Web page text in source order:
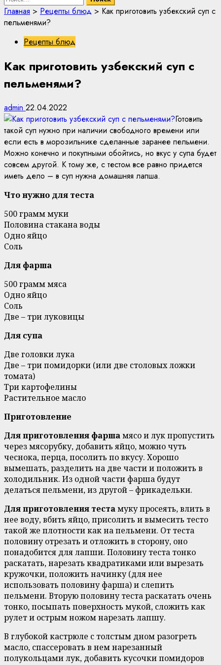
Главная > Рецепты блюд > Как приготовить узбекский суп с
пельменями?
Рецепты блюд
Как приготовить узбекский суп с
пельменями?
admin 22.04.2022
Готовить
такой суп нужно при наличии свободного времени или
если есть в морозильнике сделанные заранее пельмени.
Можно конечно и покупными обойтись, но вкус у супа будет
совсем другой. К тому же, с тестом все равно придется
иметь дело – в суп нужна домашняя лапша.
Что нужно для теста
500 грамм муки
Половина стакана воды
Одно яйцо
Соль
Для фарша
500 грамм мяса
Одно яйцо
Соль
Две – три луковицы
Для супа
Две головки лука
Две – три помидорки (или две столовых ложки
томата)
Три картофелины
Растительное масло
Приготовление
Для приготовления фаршамясо и лук пропустить
через мясорубку, добавить яйцо, можно чуть
чеснока, перца, посолить по вкусу. Хорошо
вымешать, разделить на две части и положить в
холодильник. Из одной части фарша будут
делаться пельмени, из другой – фрикадельки.
Для приготовления тестамуку просеять, влить в
нее воду, вбить яйцо, присолить и вымесить тесто
такой же плотности как на пельмени. От теста
половину отрезать и отложить в сторону, оно
понадобится для лапши. Половину теста тонко
раскатать, нарезать квадратиками или вырезать
кружочки, положить начинку (для нее
использовать половину фарша) и слепить
пельмени. Вторую половину теста раскатать очень
тонко, посыпать поверхность мукой, сложить как
рулет и острым ножом нарезать лапшу.
В глубокой кастрюле с толстым дном разогреть
масло, спассеровать в нем нарезанный
полукольцами лук, добавить кусочки помидоров